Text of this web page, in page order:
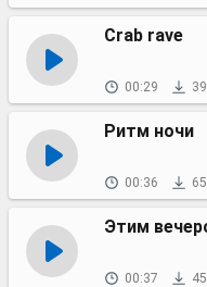
Crab rave
00:29
Ритм ночи
00:36
Этим
00:37